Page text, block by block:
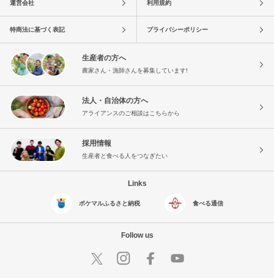
運営会社 利用規約
特商法に基づく表記 プライバシーポリシー
生産者の方へ
農家さん・漁師さんを募集しています!
法人・自治体の方へ
アライアンスのご相談はこちらから
採用情報
生産者と食べる人をつなぎたい
Links
ポケマルふるさと納税 食べる通信
Follow us